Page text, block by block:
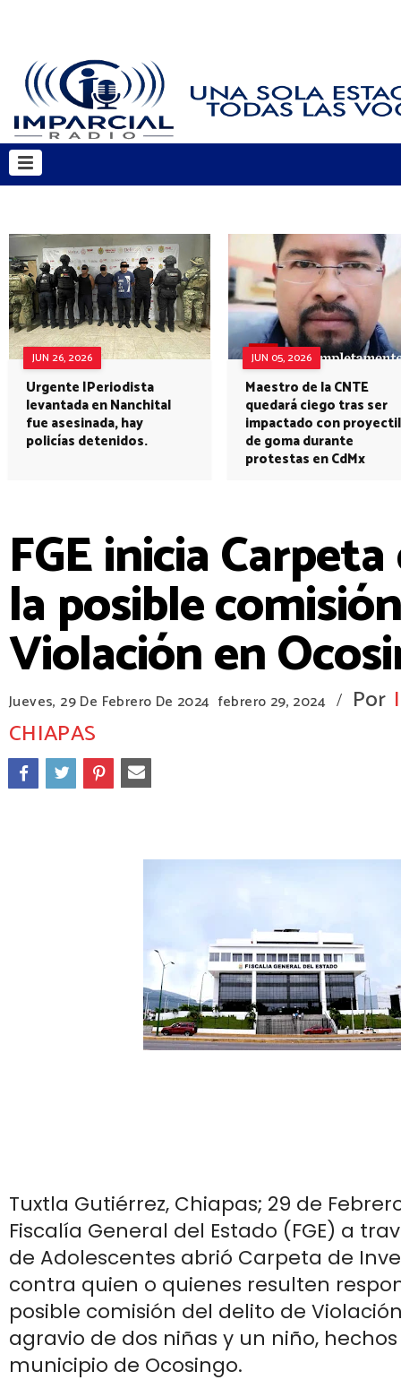
JUN 26, 2026
Urgente |Periodista
levantada en Nanchital
fue asesinada, hay
policías detenidos.
JUN 05, 2026
Maestro de la CNTE
quedará ciego tras ser
impactado con proyectil
de goma durante
protestas en CdMx
FGE inicia
la posible
Violación en
Jueves, 29 De Febrero De 2024 febrero 29, 2024 / Por
CHIAPAS
Tuxtla Gutiérrez, Chiapas; 29 de
Fiscalía General del Estado (FGE) a
de Adolescentes abrió Carpeta de
contra quien o quienes resulten
posible comisión del delito de
agravio de dos niñas y un niño,
municipio de Ocosingo.